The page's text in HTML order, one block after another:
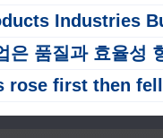
Intelligence (2026 년 7 월
향상의 새로운 단계에 진입합니
opening and closing prices basically flat in 6